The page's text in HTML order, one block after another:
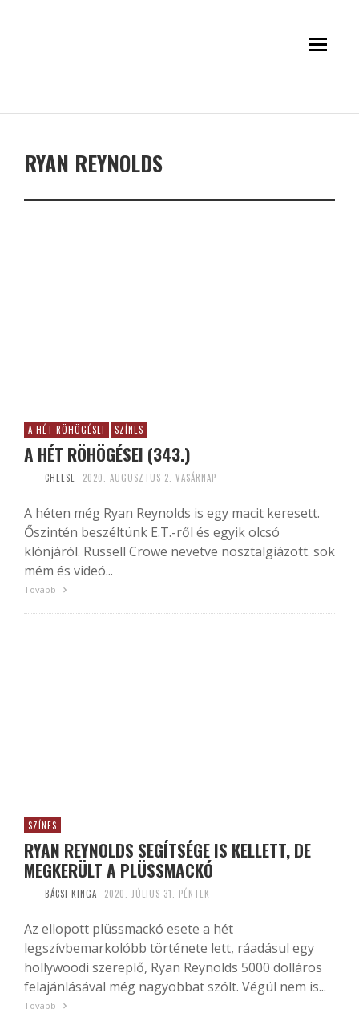
RYAN REYNOLDS
A HÉT RÖHÖGÉSEI SZÍNES
A HÉT RÖHÖGÉSEI (343.)
CHEESE 2020. AUGUSZTUS 2. VASÁRNAP
A héten még Ryan Reynolds is egy macit keresett.
Őszintén beszéltünk E.T.-ről és egyik olcsó
klónjáról. Russell Crowe nevetve nosztalgiázott. sok
mém és videó...
Tovább
SZÍNES
RYAN REYNOLDS SEGÍTSÉGE IS KELLETT, DE
MEGKERÜLT A PLÜSSMACKÓ
BÁCSI KINGA 2020. JÚLIUS 31. PÉNTEK
Az ellopott plüssmackó esete a hét
legszívbemarkolóbb története lett, ráadásul egy
hollywoodi szereplő, Ryan Reynolds 5000 dolláros
felajánlásával még nagyobbat szólt. Végül nem is...
Tovább